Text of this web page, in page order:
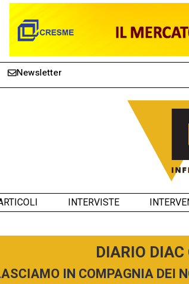
Newsletter
INTERVISTE
DIARIO
IN COMPAGNIA DEI